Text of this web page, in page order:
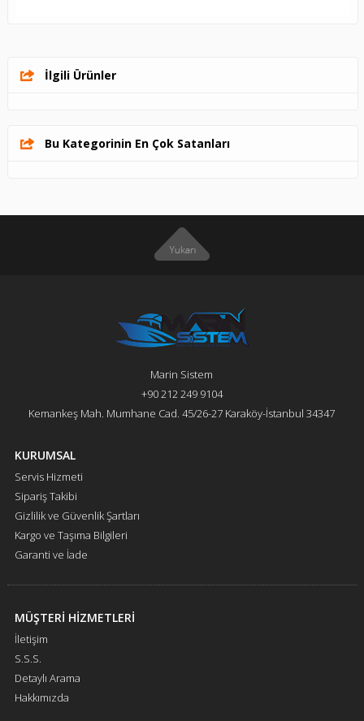
İlgili Ürünler
Bu Kategorinin En Çok Satanları
Marin Sistem
+90 212 249 9104
Kemankeş Mah. Mumhane Cad. 45/26-27 Karaköy-İstanbul 34347
KURUMSAL
Servis Hizmeti
Sipariş Takibi
Gizlilik ve Güvenlik Şartları
Kargo ve Taşıma Bilgileri
Garanti ve İade
MÜŞTERİ HİZMETLERİ
İletişim
S.S.S.
Detaylı Arama
Hakkımızda